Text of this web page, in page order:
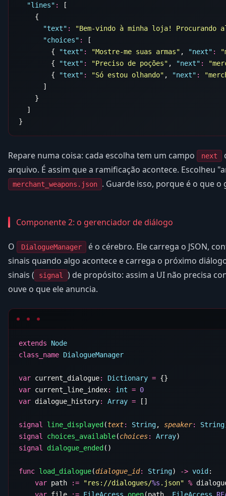
  "
lines" :
      "
text" : "Bem-vindo à minha loja! Procurando
      "
choices" :
        {
"text" : "Mostre-me suas armas" , "next" : "
        {
"text" : "Preciso de poções" , "next" : "
        {
"text" : "Só estou olhando" , "next" : "
Repare numa coisa: cada escolha tem um campo next
arquivo. É assim que a ramificação acontece. Escolheu
merchant_weapons.json . Guarde isso, porque é o que
Componente 2: o gerenciador de diálogo
O DialogueManager
é o cérebro. Ele carrega o JSON,
sinais quando algo acontece e carrega o próximo
sinais (
signal
) de propósito: assim a UI não precisa
ouve o que ele anuncia.
extends
class_name
var current_dialogue: Dictionary =
var current_line_index: int =
var dialogue_history: Array =
signal line_displayed (text: String, speaker:
String
signal
choices_available(choices: Array
signal
dialogue_ended
func load_dialogue(dialogue_id: String) -> void
    var
path := "res://dialogues/%s .json" %